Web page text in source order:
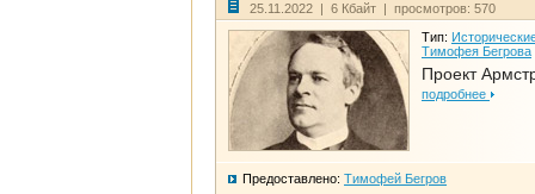
25.11.2022 | 6 Кбайт | просмотров: 570
Тип:
Тимофея Бегрова
Проект
подробнее
Предоставлено: Тимофей Бегров